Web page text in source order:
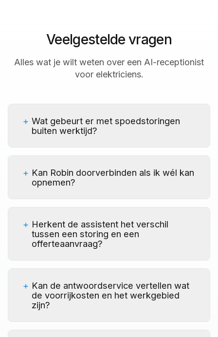
Veelgestelde vragen
Alles wat je wilt weten over een AI-receptionist
voor elektriciens.
Wat gebeurt er met spoedstoringen
buiten werktijd?
Kan Robin doorverbinden als ik wél kan
opnemen?
Herkent de assistent het verschil
tussen een storing en een
offerteaanvraag?
Kan de antwoordservice vertellen wat
de voorrijkosten en het werkgebied
zijn?